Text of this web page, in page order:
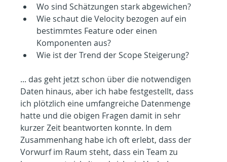
Wo sind Schätzungen stark abgewichen?
Wie schaut die Velocity bezogen auf ein
bestimmtes Feature oder einen
Komponenten aus?
Wie ist der Trend der Scope Steigerung?
... das geht jetzt schon über die notwendigen
Daten hinaus, aber ich habe festgestellt, dass
ich plötzlich eine umfangreiche Datenmenge
hatte und die obigen Fragen damit in sehr
kurzer Zeit beantworten konnte. In dem
Zusammenhang habe ich oft erlebt, dass der
Vorwurf im Raum steht, dass ein Team zu